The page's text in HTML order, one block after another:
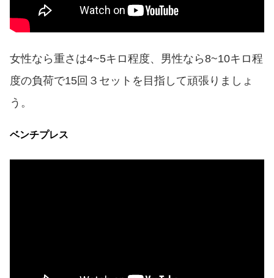
女性なら重さは4~5キロ程度、男性なら8~10キロ程
度の負荷で15回３セットを目指して頑張りましょ
う。
ベンチプレス